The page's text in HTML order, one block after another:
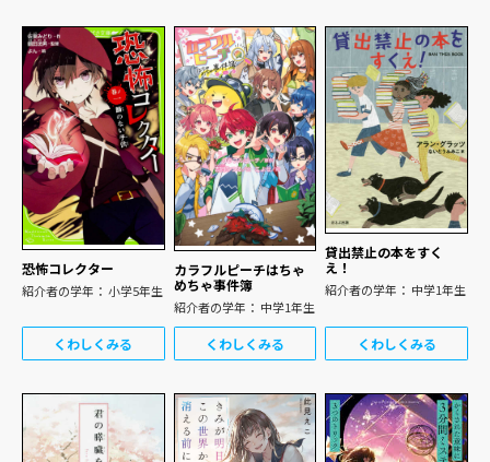
恐怖コレクター
紹介者の学年： 小学5年生
くわしくみる
カラフルピーチはちゃ
めちゃ事件簿
紹介者の学年： 中学1年生
くわしくみる
貸出禁止の本をすく
え！
紹介者の学年： 中学1年生
くわしくみる